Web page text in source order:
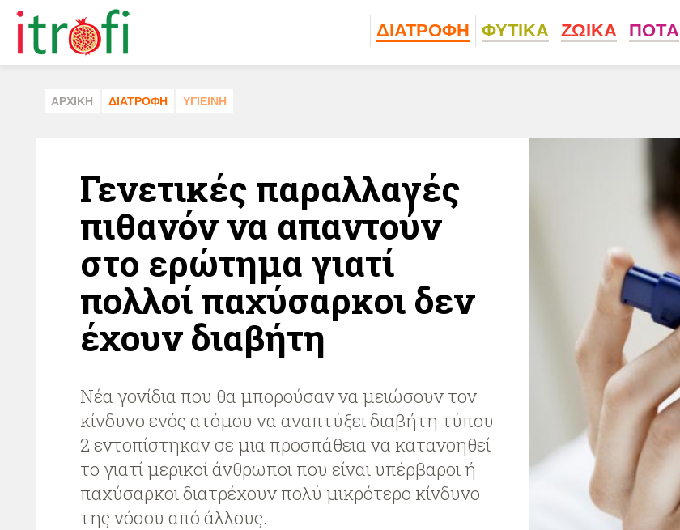
ΔΙΑΤΡΟΦΗ ΦΥΤΙΚA ΖΩΙΚA ΠΟΤA
ΑΡΧΙΚΗ ΔΙΑΤΡΟΦΗ ΥΓΙΕΙΝΗ
Γενετικές παραλλαγές
πιθανόν να απαντούν
στο ερώτημα γιατί
πολλοί παχύσαρκοι δεν
έχουν διαβήτη
Νέα γονίδια που θα μπορούσαν να μειώσουν τον
κίνδυνο ενός ατόμου να αναπτύξει διαβήτη τύπου
2 εντοπίστηκαν σε μια προσπάθεια να κατανοηθεί
το γιατί μερικοί άνθρωποι που είναι υπέρβαροι ή
παχύσαρκοι διατρέχουν πολύ μικρότερο κίνδυνο
της νόσου από άλλους.